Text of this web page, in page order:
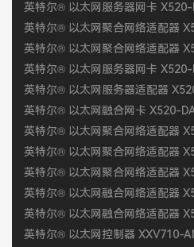
英特尔® 以太网服务器网卡 X520-
英特尔® 以太网聚合网络适配器
英特尔® 以太网聚合网络适配器
英特尔® 以太网服务器网卡 X520-
英特尔® 以太网服务器适配器
英特尔® 以太网融合网卡 X520-
英特尔® 以太网聚合网络适配器
英特尔® 以太网聚合网络适配器
英特尔® 以太网聚合网络适配器
英特尔® 以太网融合网络适配器
英特尔® 以太网融合网络适配器
英特尔® 以太网控制器 XXV710-